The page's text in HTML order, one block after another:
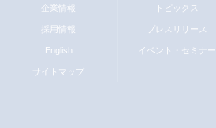
企業情報
採用情報
English
サイトマップ
トピックス
プレスリリース
イベント・セミナー